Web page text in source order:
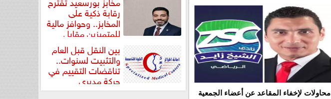
محاولات لإخفاء المقاعد عن أعضاء الجمعية
رقابة ذكية على
المخابز.. وحوافز مالية
للمتميزين مقابل
بين النقل قبل العام
والتثبيت لسنوات..
تناقضات التقييم في
حركة مديري
”مستشفيات...